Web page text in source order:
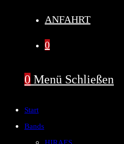
ANFAHRT
0
0 Menü Schließen
Start
Bands